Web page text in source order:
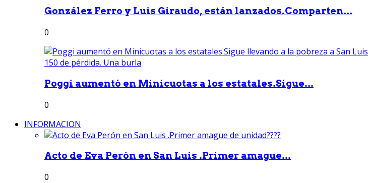
González Ferro y Luis Giraudo, están lanzados.Comparten...
0
Poggi aumentó en Minicuotas a los estatales.Sigue...
0
INFORMACION
Acto de Eva Perón en San Luis .Primer amague...
0